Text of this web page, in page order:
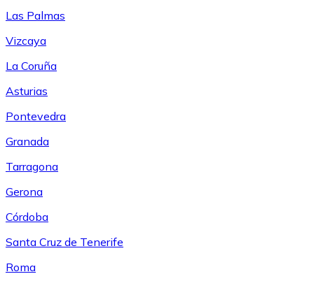
Las Palmas
Vizcaya
La Coruña
Asturias
Pontevedra
Granada
Tarragona
Gerona
Córdoba
Santa Cruz de Tenerife
Roma